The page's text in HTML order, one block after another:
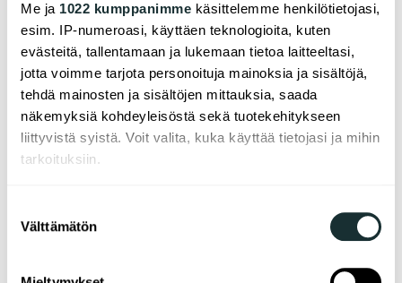
Me ja 1022 kumppanimme käsittelemme henkilötietojasi,
esim. IP-numeroasi, käyttäen teknologioita, kuten
evästeitä, tallentamaan ja lukemaan tietoa laitteeltasi,
jotta voimme tarjota personoituja mainoksia ja sisältöjä,
tehdä mainosten ja sisältöjen mittauksia, saada
näkemyksiä kohdeyleisöstä sekä tuotekehitykseen
liittyvistä syistä. Voit valita, kuka käyttää tietojasi ja mihin
tarkoituksiin.
Kerätä tietoja maantieteellisestä sijainnistasi,
valinta
Välttämätön
materiaaleihin sitoutuneesta hiilikuormasta,
molempiin osakokonaisuuksiin pilkotut
päästövähennystavoitteet voivat helpottaa
hankekohtaisten tavoitteiden haarukointia.
Yksittäisen rakennushankkeen osalta tavoitteena
tulisi olla hiilijalanjäljen minimointi ja hiilineutraalin
käytön mahdollistaminen kokonaisoptimoimalla,
hankkeenohjaukseen, suunnitteluun ja
toteutukseen, voidaan useimmissa hankkeissa
vaikuttaa hiilijalanjälkeen kymmeniä prosentteja.